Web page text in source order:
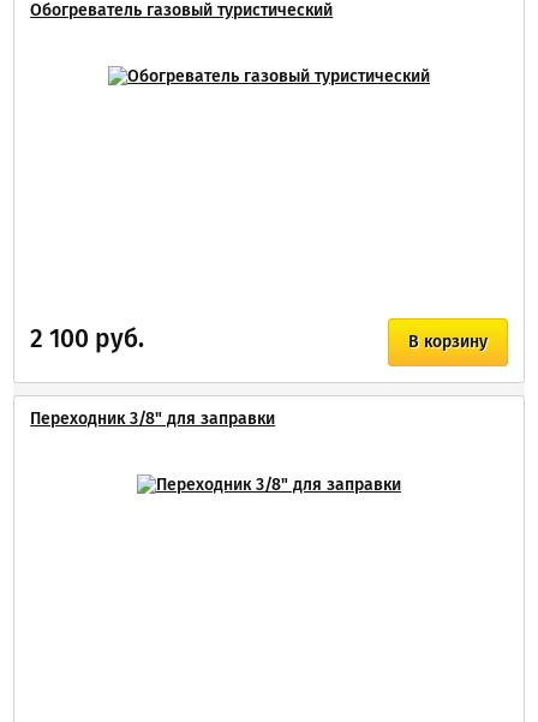
Обогреватель газовый туристический
В корзину
2 100 руб.
Переходник 3/8" для заправки